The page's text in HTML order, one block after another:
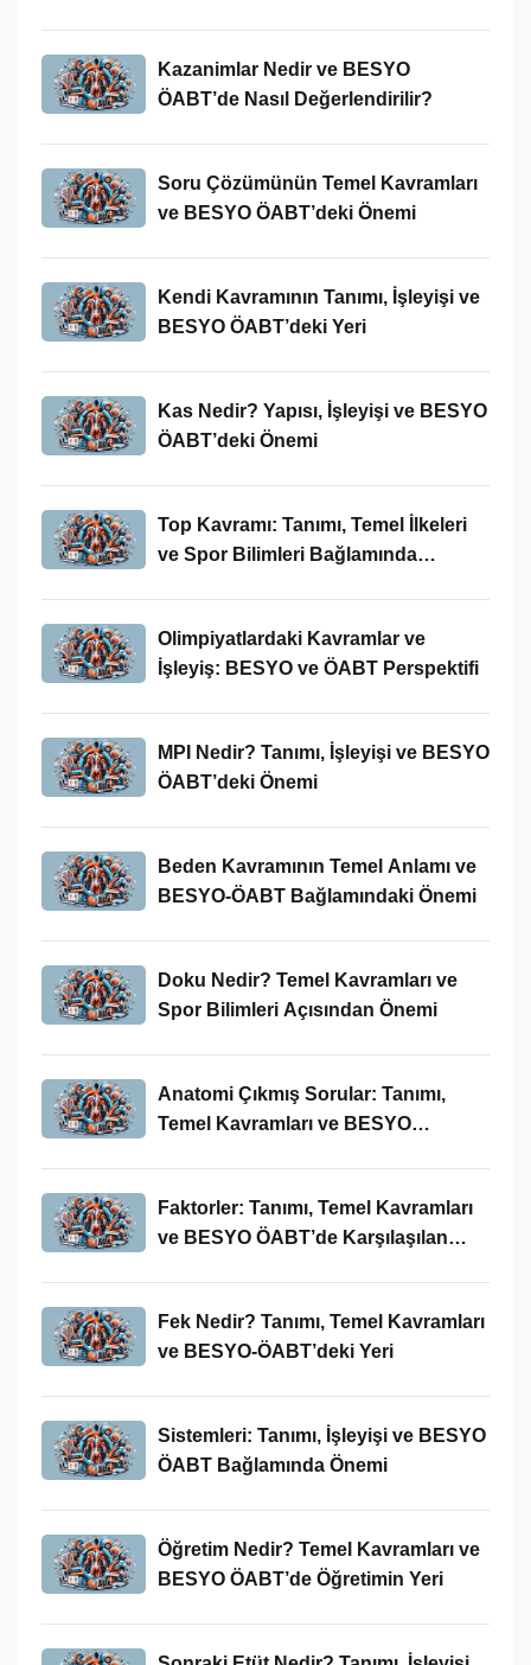
Kazanimlar Nedir ve BESYO
ÖABT’de Nasıl Değerlendirilir?
Soru Çözümünün Temel Kavramları
ve BESYO ÖABT’deki Önemi
Kendi Kavramının Tanımı, İşleyişi ve
BESYO ÖABT’deki Yeri
Kas Nedir? Yapısı, İşleyişi ve BESYO
ÖABT’deki Önemi
Top Kavramı: Tanımı, Temel İlkeleri
ve Spor Bilimleri Bağlamında
Olimpiyatlardaki Kavramlar ve
İşleyiş: BESYO ve ÖABT Perspektifi
MPI Nedir? Tanımı, İşleyişi ve BESYO
ÖABT’deki Önemi
Beden Kavramının Temel Anlamı ve
BESYO-ÖABT Bağlamındaki Önemi
Doku Nedir? Temel Kavramları ve
Spor Bilimleri Açısından Önemi
Anatomi Çıkmış Sorular: Tanımı,
Temel Kavramları ve BESYO
Faktorler: Tanımı, Temel Kavramları
ve BESYO ÖABT’de Karşılaşılan
Fek Nedir? Tanımı, Temel Kavramları
ve BESYO-ÖABT’deki Yeri
Sistemleri: Tanımı, İşleyişi ve BESYO
ÖABT Bağlamında Önemi
Öğretim Nedir? Temel Kavramları ve
BESYO ÖABT’de Öğretimin Yeri